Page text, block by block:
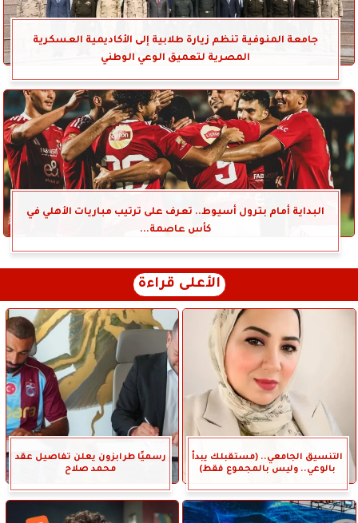
جامعة المنوفية تنظم زيارة طلابية إلى الأكاديمية العسكرية
المصرية لتعميق الوعي الوطني
البداية أمام بترول أسيوط.. تعرف على ترتيب مباريات الأهلي في
كأس عاصمة...
الأعلى قراءة
التنسيق الجامعي.. (مستقبلك يبدأ
بالوعي.. وليس بالمجموع فقط)
رسميًا طرابزون يعلن تفاصيل عقد
محمد صلاح